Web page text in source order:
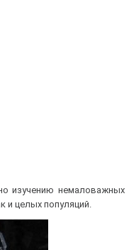
изучению немаловажных
и целых популяций.